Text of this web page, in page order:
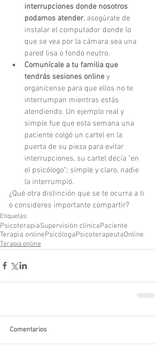
interrupciones donde nosotros
podamos atender, asegúrate de
instalar el computador donde lo
que se vea por la cámara sea una
pared lisa o fondo neutro.
Comunícale a tu familia que
tendrás sesiones online y
organícense para que ellos no te
interrumpan mientras estás
atendiendo. Un ejemplo real y
simple fue que esta semana una
paciente colgó un cartel en la
puerta de su pieza para evitar
interrupciones, su cartel decía "en
el psicólogo"; simple y claro, nadie
la interrumpió.
¿Qué otra distinción que se te ocurra a ti
o consideres importante compartir?
Etiquetas:
PsicoterapiaSupervisión clínicaPaciente
Terapia onlinePsicólogaPsicoterapeutaOnline
Terapia online
Comentarios